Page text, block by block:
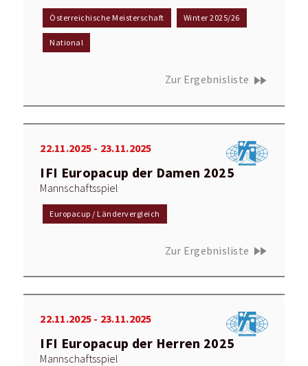
Österreichische Meisterschaft Winter 2025/26
National
Zur Ergebnisliste fast_forward
22.11.2025 - 23.11.2025
IFI Europacup der Damen 2025
Mannschaftsspiel
Europacup / Ländervergleich
Zur Ergebnisliste fast_forward
22.11.2025 - 23.11.2025
IFI Europacup der Herren 2025
Mannschaftsspiel